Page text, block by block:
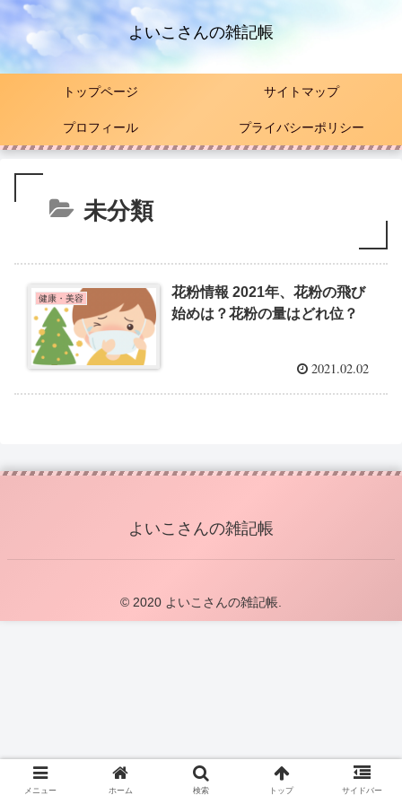
よいこさんの雑記帳
トップページ サイトマップ
プロフィール プライバシーポリシー
未分類
健康・美容
花粉情報 2021年、花粉の飛び
始めは？花粉の量はどれ位？
2021.02.02
よいこさんの雑記帳
© 2020 よいこさんの雑記帳.
メニュー ホーム 検索 トップ サイドバー